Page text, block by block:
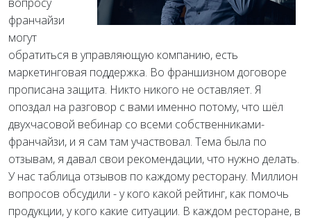
франчайзи
могут
обратиться в управляющую компанию, есть
маркетинговая поддержка. Во франшизном договоре
прописана защита. Никто никого не оставляет. Я
опоздал на разговор с вами именно потому, что шёл
двухчасовой вебинар со всеми собственниками-
франчайзи, и я сам там участвовал. Тема была по
отзывам, я давал свои рекомендации, что нужно делать.
У нас таблица отзывов по каждому ресторану. Миллион
вопросов обсудили - у кого какой рейтинг, как помочь
продукции, у кого какие ситуации. В каждом ресторане, в